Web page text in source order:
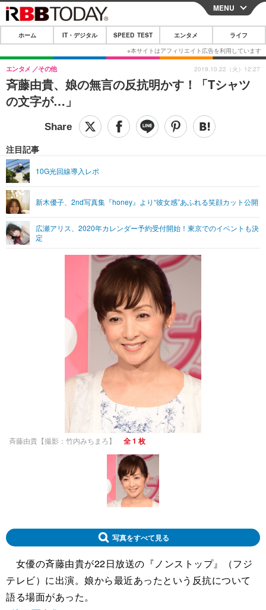
CLOSE
ホーム
IT・デジタル
IT・デジタルTOP スマートフォン
ショッピング その他
SPEED TEST
エンタメTOP 映画・ドラマ
グラビア ブログ
ショッピング その他
ライフTOP
リリース一覧
プッシュ通知の停止方法
MENU
ホーム IT・デジタル SPEED TEST エンタメ ライフ
斉藤由貴、娘の無言の反抗明かす！「Tシャツ
の文字が…」
エンタメ その他
注目記事
10G光回線導入レポ
新木優子、2nd写真集『honey』より“彼女感”あふれる笑顔カット公開
広瀬アリス、2020年カレンダー予約受付開始！東京でのイベントも決
定
2019.10.22（火）12:27
斉藤由貴【撮影：竹内みちまろ】 全 1 枚
写真をすべて見る
女優の斉藤由貴が22日放送の『ノンストップ』（フジ
テレビ）に出演。娘から最近あったという反抗について
語る場面があった。